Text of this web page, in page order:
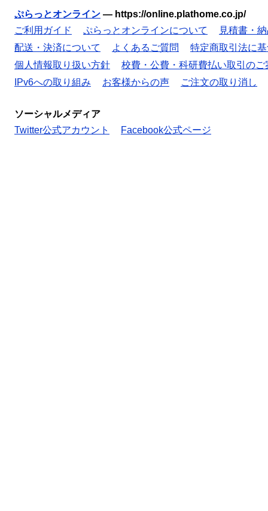
ぷらっとオンライン — https://online.plathome.co.jp/
ご利用ガイド
ぷらっとオンラインについて
見積書・
配送・決済について
よくあるご質問
特定商取引法に
個人情報取り扱い方針
校費・公費・科研費払い取引のご
IPv6への取り組み
お客様からの声 ご注文の取り消し
ソーシャルメディア
Twitter公式アカウント
Facebook公式ページ